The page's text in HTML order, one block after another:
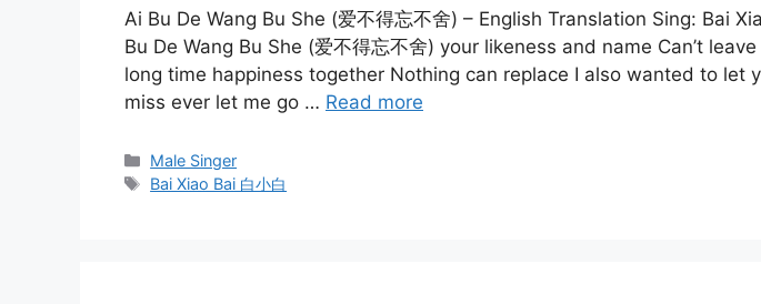
Ai Bu De Wang Bu She (爱不得忘不舍) – English Translation Sing: Bai
Bu De Wang Bu She (爱不得忘不舍) your likeness and name Can’t
long time happiness together Nothing can replace I also wanted to let
miss ever let me go … Read more
Categories
Male Singer
Tags
Bai Xiao Bai 白小白